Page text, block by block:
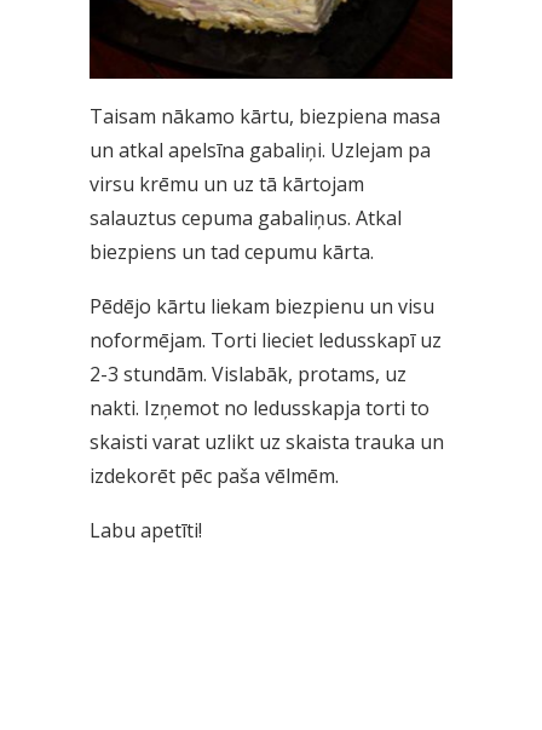
Taisam nākamo kārtu, biezpiena masa
un atkal apelsīna gabaliņi. Uzlejam pa
virsu krēmu un uz tā kārtojam
salauztus cepuma gabaliņus. Atkal
biezpiens un tad cepumu kārta.
Pēdējo kārtu liekam biezpienu un visu
noformējam. Torti lieciet ledusskapī uz
2-3 stundām. Vislabāk, protams, uz
nakti. Izņemot no ledusskapja torti to
skaisti varat uzlikt uz skaista trauka un
izdekorēt pēc paša vēlmēm.
Labu apetīti!